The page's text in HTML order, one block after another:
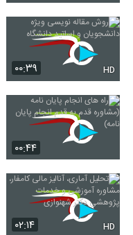
۰۰:۳۹ HD
۰۰:۴۴
۰۲:۱۴ HD